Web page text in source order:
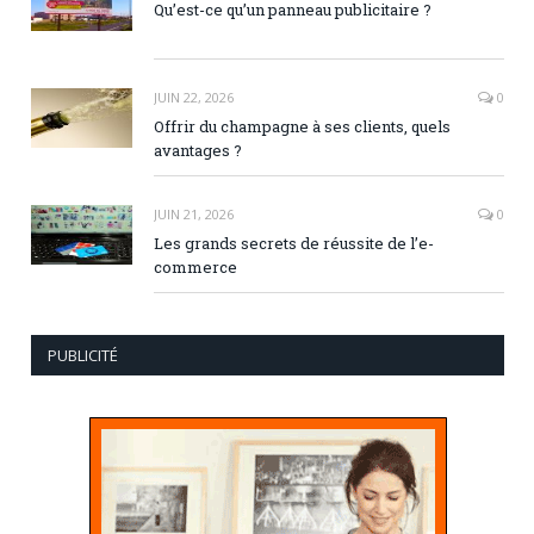
Qu’est-ce qu’un panneau publicitaire ?
JUIN 22, 2026 0
Offrir du champagne à ses clients, quels
avantages ?
JUIN 21, 2026 0
Les grands secrets de réussite de l’e-
commerce
PUBLICITÉ